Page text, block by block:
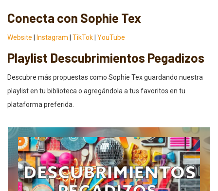
Conecta con Sophie Tex
Website Instagram TikTok YouTube
Playlist Descubrimientos Pegadizos
Descubre más propuestas como Sophie Tex guardando nuestra
playlist en tu biblioteca o agregándola a tus favoritos en tu
plataforma preferida.